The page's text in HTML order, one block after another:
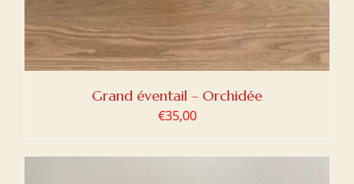
Grand éventail – Orchidée
€35,00